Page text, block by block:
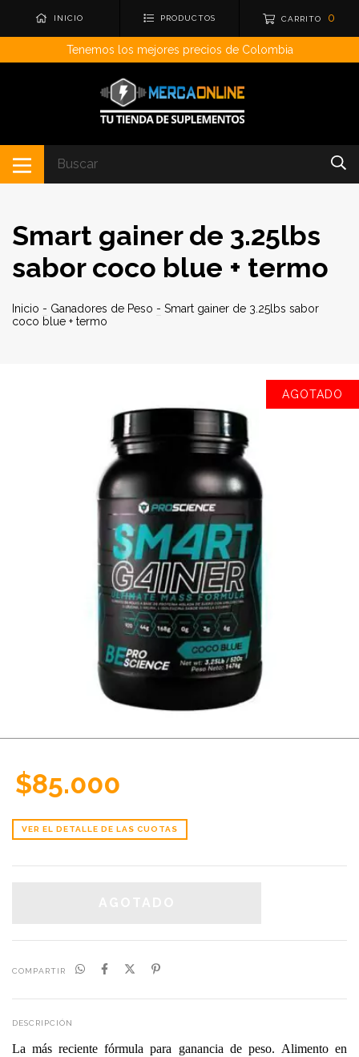
INICIO PRODUCTOS CARRITO 0
Tenemos los mejores precios de Colombia
Smart gainer de 3.25lbs
sabor coco blue + termo
Inicio - Ganadores de Peso - Smart gainer de 3.25lbs sabor
coco blue + termo
AGOTADO
$85.000
VER EL DETALLE DE LAS CUOTAS
COMPARTIR
DESCRIPCIÓN
La más reciente fórmula para ganancia de peso. Alimento en